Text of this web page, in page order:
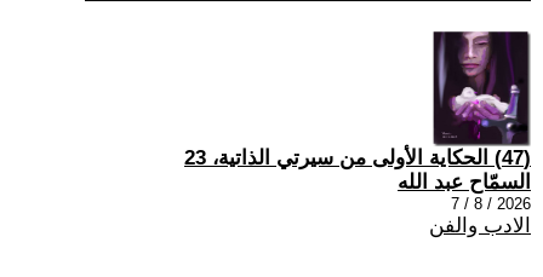
(47) الحكاية الأولى من سيرتي الذاتية، 23
السمّاح عبد الله
2026 / 8 / 7
الادب والفن